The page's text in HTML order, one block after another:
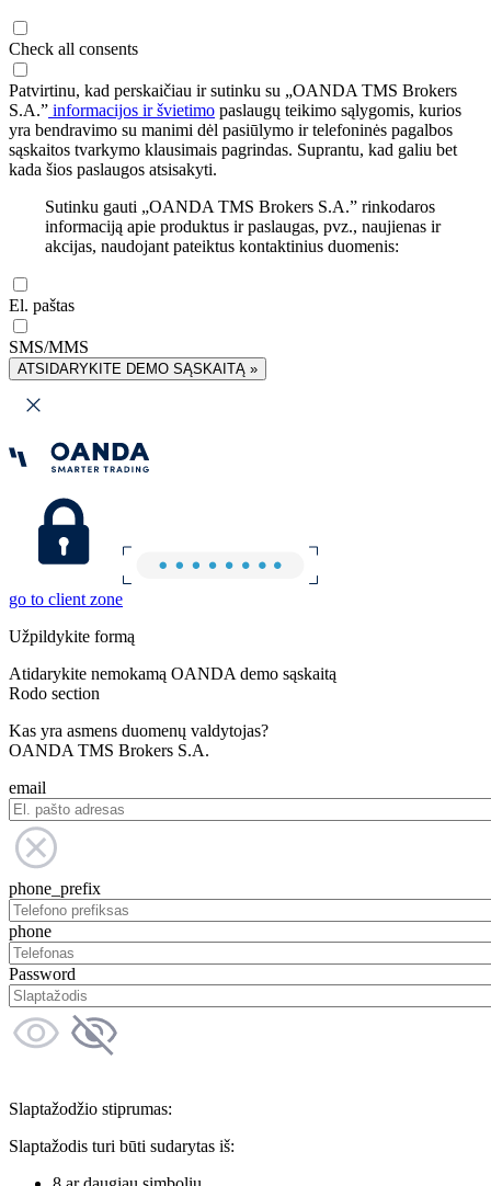
Check all consents
Patvirtinu, kad perskaičiau ir sutinku su „OANDA TMS Brokers
S.A.” informacijos ir švietimo paslaugų teikimo sąlygomis, kurios
yra bendravimo su manimi dėl pasiūlymo ir telefoninės pagalbos
sąskaitos tvarkymo klausimais pagrindas. Suprantu, kad galiu bet
kada šios paslaugos atsisakyti.
Sutinku gauti „OANDA TMS Brokers S.A.” rinkodaros
informaciją apie produktus ir paslaugas, pvz., naujienas ir
akcijas, naudojant pateiktus kontaktinius duomenis:
El. paštas
SMS/MMS
ATSIDARYKITE DEMO SĄSKAITĄ »
go to client zone
Užpildykite formą
Atidarykite nemokamą OANDA demo sąskaitą
Rodo section
Kas yra asmens duomenų valdytojas?
OANDA TMS Brokers S.A.
email
phone_prefix
phone
Password
Slaptažodžio stiprumas:
Slaptažodis turi būti sudarytas iš: